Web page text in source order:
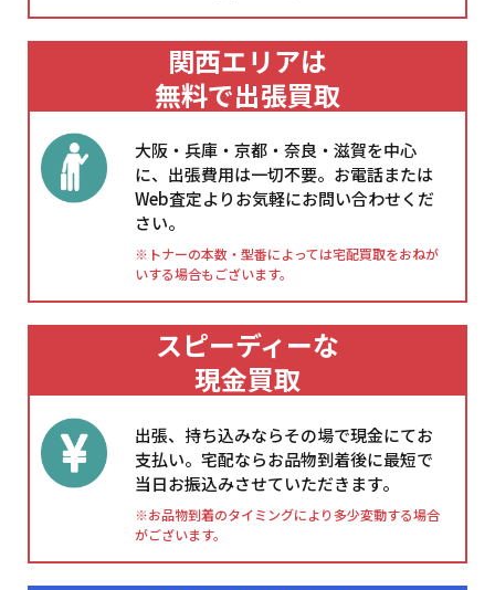
関西エリアは
無料で出張買取
大阪・兵庫・京都・奈良・滋賀を中心
に、出張費用は一切不要。お電話または
Web査定よりお気軽にお問い合わせくだ
さい。
※トナーの本数・型番によっては宅配買取をおねが
いする場合もございます。
スピーディーな
現金買取
出張、持ち込みならその場で現金にてお
支払い。宅配ならお品物到着後に最短で
当日お振込みさせていただきます。
※お品物到着のタイミングにより多少変動する場合
がございます。